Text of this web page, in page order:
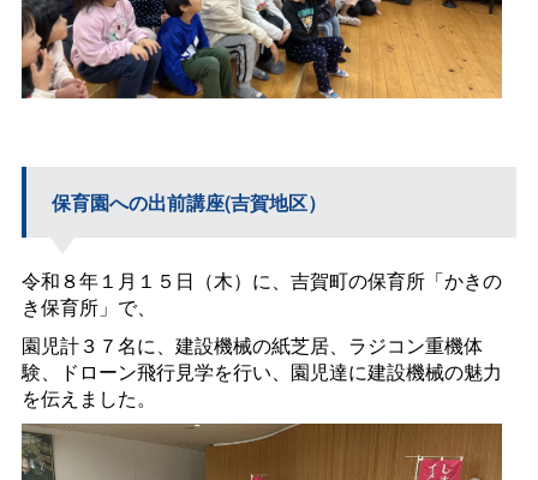
保育園への出前講座(吉賀地区）
令和８年１月１５日（木）に、吉賀町の保育所「かきの
き保育所」で、
園児計３７名に、建設機械の紙芝居、ラジコン重機体
験、ドローン飛行見学を行い、園児達に建設機械の魅力
を伝えました。